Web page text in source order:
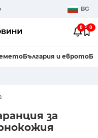
BG
0 0
България и еврото
за